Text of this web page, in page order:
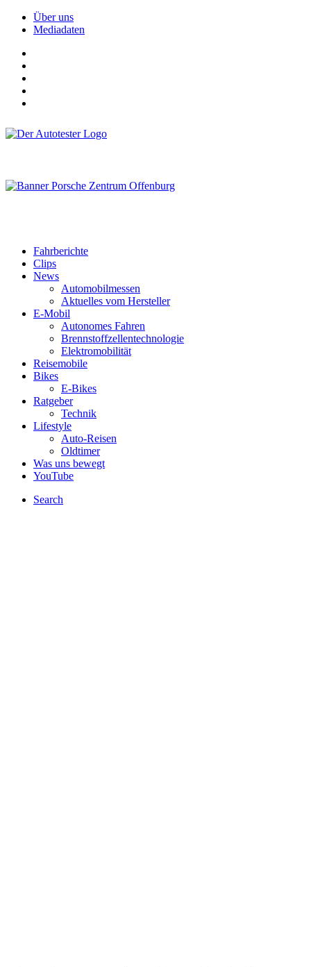
Über uns
Mediadaten
Fahrberichte
Clips
News
Automobilmessen
Aktuelles vom Hersteller
E-Mobil
Autonomes Fahren
Brennstoffzellentechnologie
Elektromobilität
Reisemobile
Bikes
E-Bikes
Ratgeber
Technik
Lifestyle
Auto-Reisen
Oldtimer
Was uns bewegt
YouTube
Search